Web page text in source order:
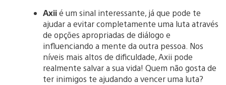
Axiié um sinal interessante, já que pode te
ajudar a evitar completamente uma luta através
de opções apropriadas de diálogo e
influenciando a mente da outra pessoa. Nos
níveis mais altos de dificuldade, Axii pode
realmente salvar a sua vida! Quem não gosta de
ter inimigos te ajudando a vencer uma luta?